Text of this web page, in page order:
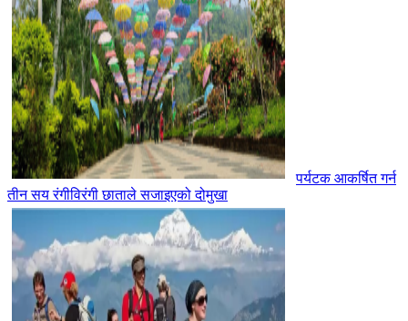
पर्यटक आकर्षित गर्न
तीन सय रंगीविरंगी छाताले सजाइएको दोमुखा